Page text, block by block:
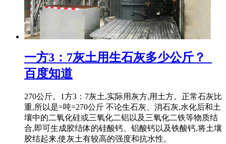
一方3：7灰土用生石灰多少公斤？_
百度知道
270公斤。1方3：7灰土,实际用灰方,用土方。正常石灰比
重,所以是=吨=270公斤 不论生石灰、消石灰,水化后和土
壤中的二氧化硅或三氧化二铝以及三氧化二铁等物质结
合,即可生成胶结体的硅酸钙、铝酸钙以及铁酸钙,将土壤
胶结起来,使灰土有较高的强度和抗水性。